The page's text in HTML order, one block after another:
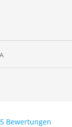
Bewertungen